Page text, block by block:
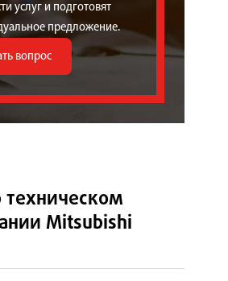
услуг и подготовят
предложение.
вопрос
Mitsubishi